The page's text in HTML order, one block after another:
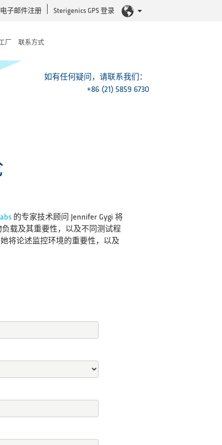
电子邮件注册 Sterigenics GPS 登录
厂 联系方式
如有任何疑问，请联系我们：
+86 (21) 5859 6730
的专家技术顾问 Jennifer Gygi 将
载及其重要性，以及不同测试程
将论述监控环境的重要性，以及